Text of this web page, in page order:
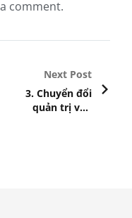
comment.
Next Post
3. Chuyển đổi
quản trị vận